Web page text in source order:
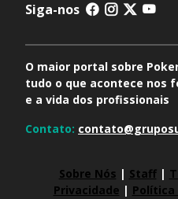
Siga-nos
O maior portal sobre
tudo o que acontece nos
e a vida dos profissionais
Contato:
Sobre Nós | Staff|
Privacidade | Política